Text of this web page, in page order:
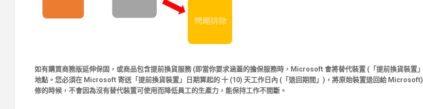
如有購買商務版延伸保固，或商品包含提前換貨服務 (即當你要求涵蓋的擔保服務時， Microsoft會將替代裝置 ( 「提前換貨裝置」
地點。您必須在 Microsoft寄送「提前換貨裝置」日期算起的 十 (10) 天工作日內 ( 「退回期間」 ) ，將原始裝置退回給 Microsoft)
修的時候，不會因為沒有替代裝置可使用而降低員工的生產力，能保持工作不間斷。